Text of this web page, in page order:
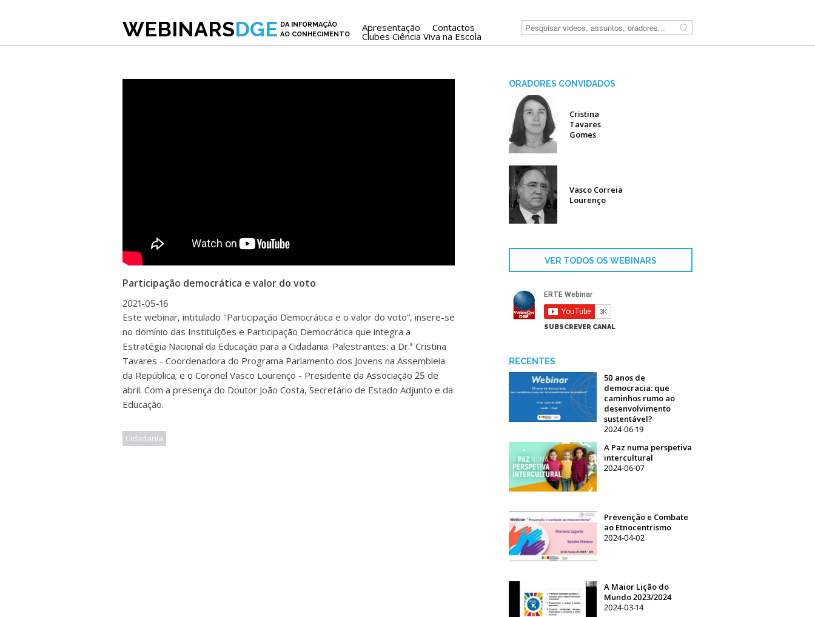
WEBINARSDGE DA INFORMAÇÃO
AO CONHECIMENTO
Apresentação Contactos
Clubes Ciência Viva na Escola
Participação democrática e valor do voto
2021-05-16
Este webinar, intitulado "Participação Democrática e o valor do voto”, insere-se
no domínio das Instituições e Participação Democrática que integra a
Estratégia Nacional da Educação para a Cidadania. Palestrantes: a Dr.ª Cristina
Tavares - Coordenadora do Programa Parlamento dos Jovens na Assembleia
da República; e o Coronel Vasco Lourenço - Presidente da Associação 25 de
abril. Com a presença do Doutor João Costa, Secretário de Estado Adjunto e da
Educação.
Cidadania
ORADORES CONVIDADOS
Cristina
Tavares
Gomes
Vasco Correia
Lourenço
VER TODOS OS WEBINARS
SUBSCREVER CANAL
RECENTES
50 anos de
democracia: que
caminhos rumo ao
desenvolvimento
sustentável?
2024-06-19
A Paz numa perspetiva
intercultural
2024-06-07
Prevenção e Combate
ao Etnocentrismo
2024-04-02
A Maior Lição do
Mundo 2023/2024
2024-03-14